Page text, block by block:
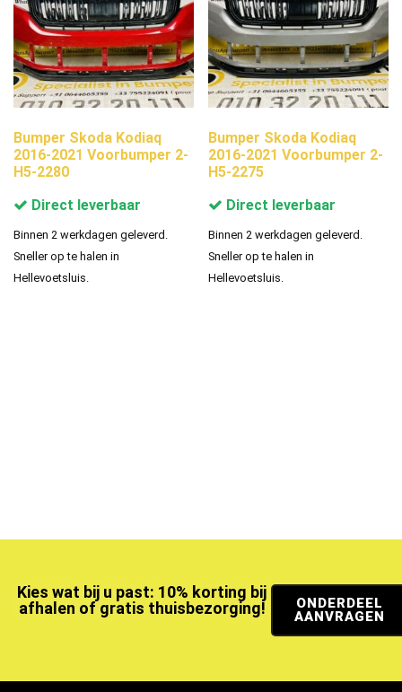
Bumper Skoda Kodiaq
2016-2021 Voorbumper 2-
H5-2280
Direct leverbaar
Binnen 2 werkdagen geleverd.
Sneller op te halen in
Hellevoetsluis.
Bumper Skoda Kodiaq
2016-2021 Voorbumper 2-
H5-2275
Direct leverbaar
Binnen 2 werkdagen geleverd.
Sneller op te halen in
Hellevoetsluis.
Kies wat bij u past: 10% korting bij
afhalen of gratis thuisbezorging!
ONDERDEEL
AANVRAGEN